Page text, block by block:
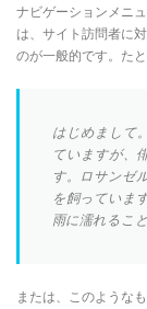
FOR
OUR HISTORY
ナビゲーションメニ
は、サイト訪問者に
のが一般的です。た
はじめまして
ていますが、
す。ロサンゼ
を飼っていま
雨に濡れること
または、このようなも